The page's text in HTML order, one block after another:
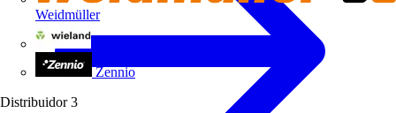
Weidmüller
Zennio
Distribuidor 3